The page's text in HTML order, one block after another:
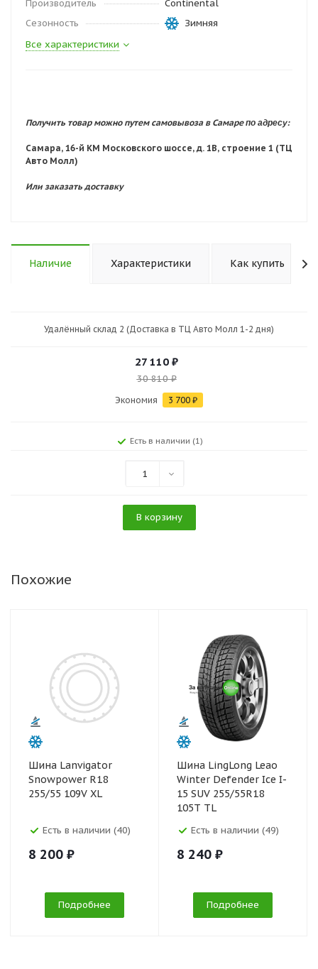
Производитель
Continental
Сезонность
Зимняя
Все характеристики
Получить товар можно путем самовывоза в Самарепо адресу:
Самара, 16-й КМ Московского шоссе, д. 1В, строение 1 (ТЦ
Авто Молл)
Или заказать доставку
Наличие Характеристики Как купить
Удалённый склад 2 (Доставка в ТЦ Авто Молл 1-2 дня)
27 110 ₽
30 810₽
Экономия 3 700 ₽
Есть в наличии (1)
1
В корзину
Похожие
Шина Lanvigator
Snowpower R18
255/55 109V XL
Есть в наличии (40)
8 200 ₽
Подробнее
Шина LingLong Leao
Winter Defender Ice I-
15 SUV 255/55R18
105T TL
Есть в наличии (49)
8 240 ₽
Подробнее